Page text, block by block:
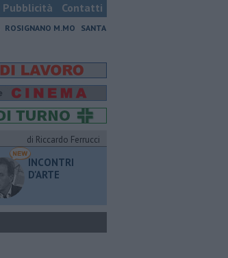
Pubblicità Contatti
ROSIGNANO M.MO
SANTA
di Riccardo Ferrucci
INCONTRI
D'ARTE